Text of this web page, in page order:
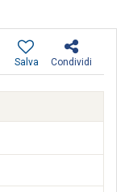
Condividi
Salva